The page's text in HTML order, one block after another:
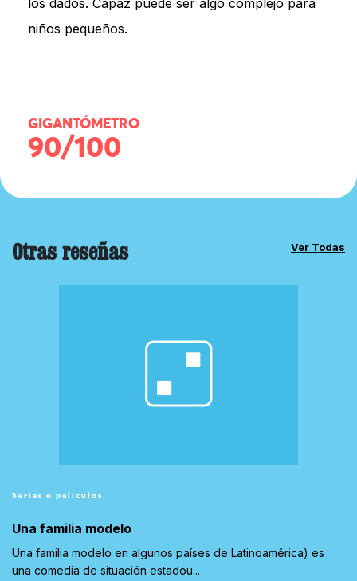
niños pequeños.
GIGANTÓMETRO
90/100
Otras reseñas Ver Todas
Series o películas
Una familia modelo
Una familia modelo en algunos países de Latinoamérica) es
una comedia de situación estadou...